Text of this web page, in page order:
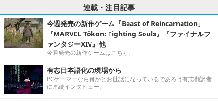
連載・注目記事
今週発売の新作ゲーム『Beast of Reincarnation』
『MARVEL Tōkon: Fighting Souls』『ファイナルフ
ァンタジーXIV』他
今週発売の新作ゲームはこちら。
有志日本語化の現場から
PCゲーマーなら何かとお世話になっているであろう有志翻訳者
に連続インタビュー。